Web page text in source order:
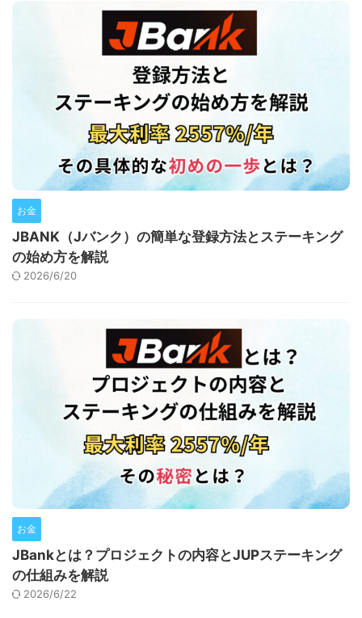
お金
JBANK（Jバンク）の簡単な登録方法とステーキング
の始め方を解説
2026/6/20
お金
JBankとは？プロジェクトの内容とJUPステーキング
の仕組みを解説
2026/6/22